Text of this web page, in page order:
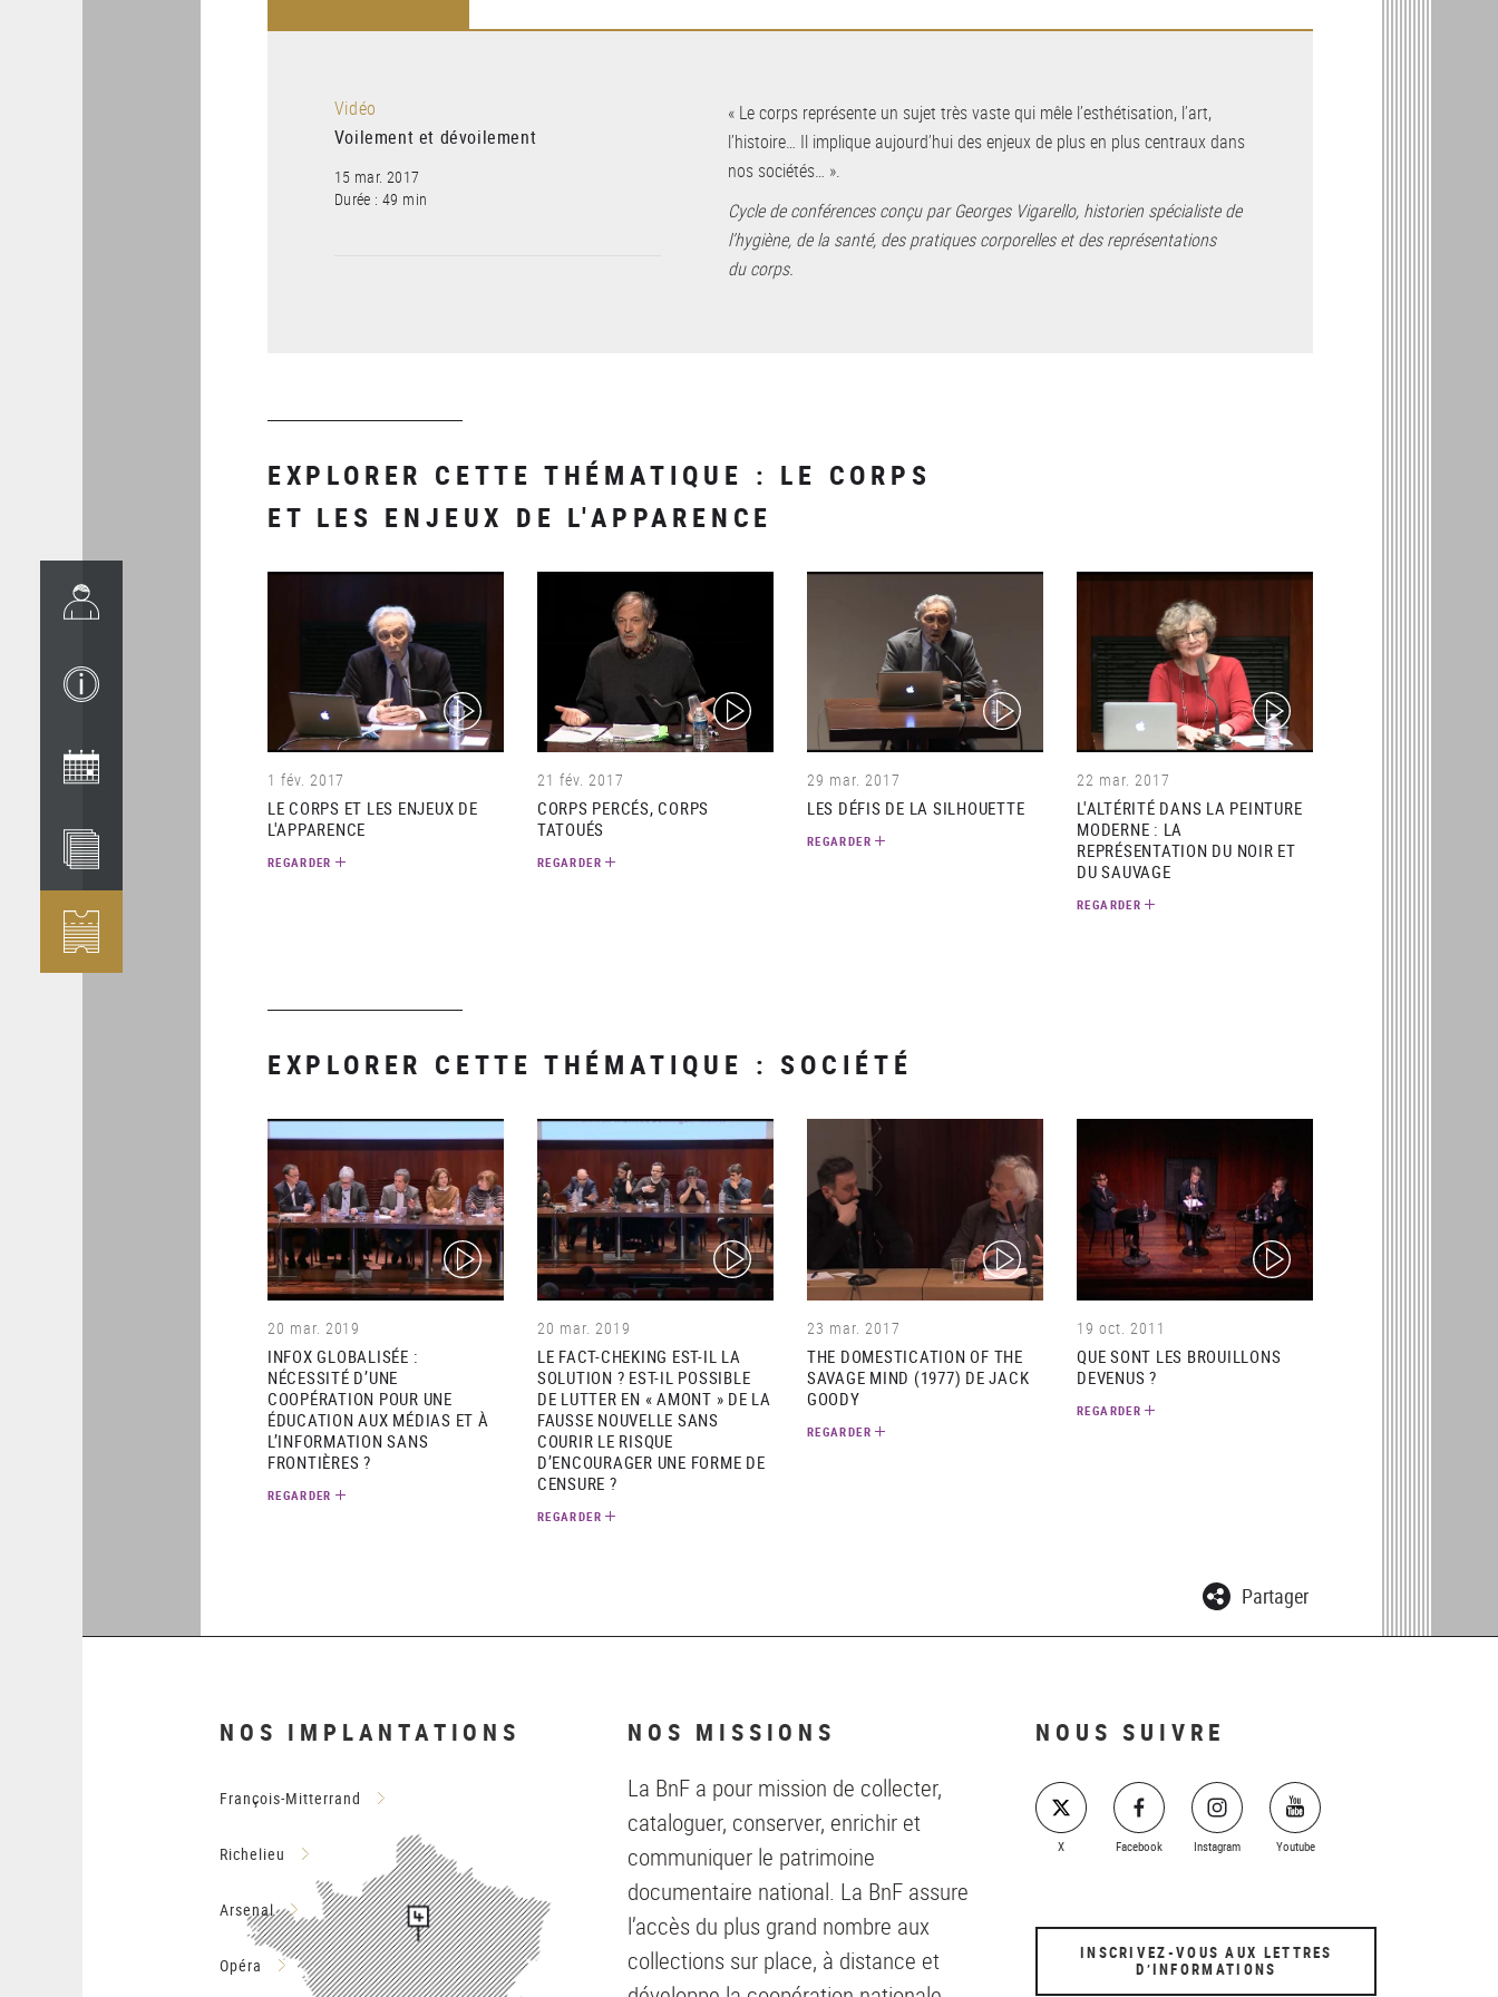
Vidéo
Voilement et dévoilement
15 mar. 2017
Durée : 49 min
« Le corps représente un sujet très vaste qui mêle l’esthétisation, l’art,
l’histoire… Il implique aujourd’hui des enjeux de plus en plus centraux dans
nos sociétés… ».
Cycle de conférences conçu par Georges Vigarello, historien spécialiste de
l’hygiène, de la santé, des pratiques corporelles et des représentations
du corps.
EXPLORER CETTE THÉMATIQUE : LE CORPS
ET LES ENJEUX DE L'APPARENCE
(video)
1 fév. 2017
LE CORPS ET LES ENJEUX DE
L'APPARENCE
REGARDER
(video)
21 fév. 2017
CORPS PERCÉS, CORPS
TATOUÉS
REGARDER
(video)
29 mar. 2017
LES DÉFIS DE LA SILHOUETTE
REGARDER
(video)
22 mar. 2017
L'ALTÉRITÉ DANS LA PEINTURE
MODERNE : LA
REPRÉSENTATION DU NOIR ET
DU SAUVAGE
REGARDER
EXPLORER CETTE THÉMATIQUE : SOCIÉTÉ
(video)
20 mar. 2019
INFOX GLOBALISÉE :
NÉCESSITÉ D’UNE
COOPÉRATION POUR UNE
ÉDUCATION AUX MÉDIAS ET À
L’INFORMATION SANS
FRONTIÈRES ?
REGARDER
(video)
20 mar. 2019
LE FACT-CHEKING EST-IL LA
SOLUTION ? EST-IL POSSIBLE
DE LUTTER EN « AMONT » DE LA
FAUSSE NOUVELLE SANS
COURIR LE RISQUE
D’ENCOURAGER UNE FORME DE
CENSURE ?
REGARDER
(video)
23 mar. 2017
THE DOMESTICATION OF THE
SAVAGE MIND (1977) DE JACK
GOODY
REGARDER
(video)
19 oct. 2011
QUE SONT LES BROUILLONS
DEVENUS ?
REGARDER
Partager
NOS IMPLANTATIONS
François-Mitterrand
Richelieu
Arsenal
Opéra
NOS MISSIONS
La BnF a pour mission de collecter,
cataloguer, conserver, enrichir et
communiquer le patrimoine
documentaire national. La BnF assure
l’accès du plus grand nombre aux
collections sur place, à distance et
NOUS SUIVRE
X Facebook Instagram Youtube
INSCRIVEZ-VOUS AUX LETTRES
D’INFORMATIONS